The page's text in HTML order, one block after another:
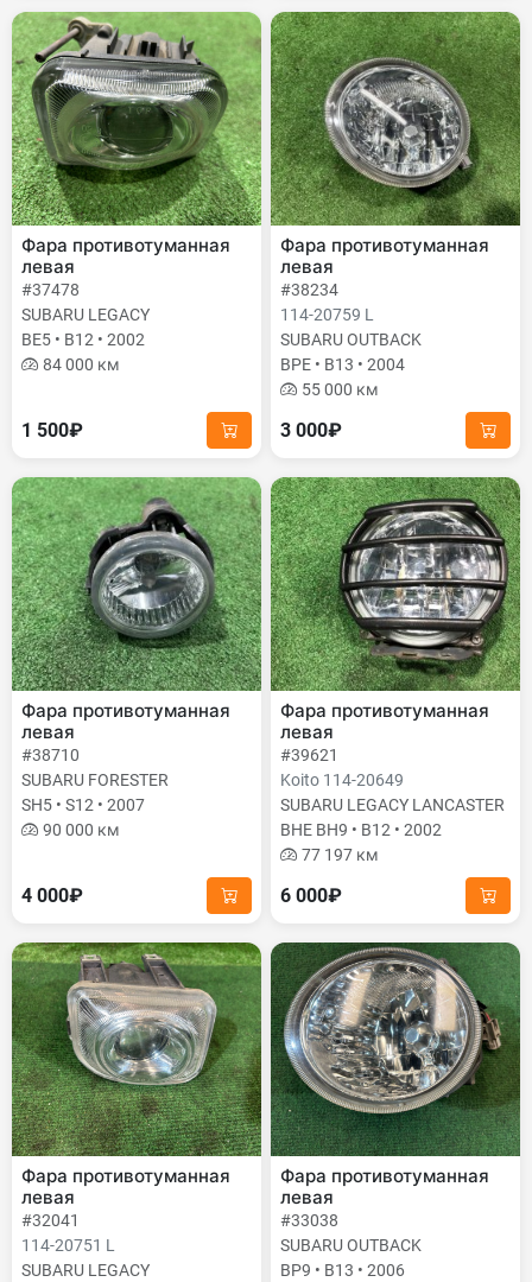
Фара противотуманная
левая
#37478
SUBARU LEGACY
BE5 • B12 • 2002
84 000 км
1 500₽
Фара противотуманная
левая
#38234
114-20759 L
SUBARU OUTBACK
BPE • B13 • 2004
55 000 км
3 000₽
Фара противотуманная
левая
#38710
SUBARU FORESTER
SH5 • S12 • 2007
90 000 км
4 000₽
Фара противотуманная
левая
#39621
Koito 114-20649
SUBARU LEGACY LANCASTER
BHE BH9 • B12 • 2002
77 197 км
6 000₽
Фара противотуманная
левая
#32041
114-20751 L
SUBARU LEGACY
Фара противотуманная
левая
#33038
SUBARU OUTBACK
BP9 • B13 • 2006